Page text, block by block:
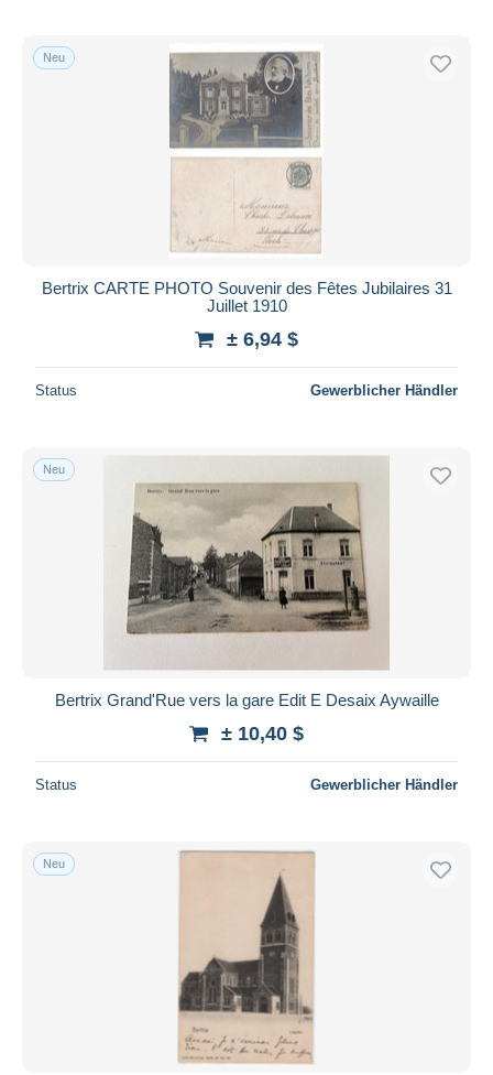
Neu
Bertrix CARTE PHOTO Souvenir des Fêtes Jubilaires 31
Juillet 1910
± 6,94 $
Status Gewerblicher Händler
Neu
Bertrix Grand'Rue vers la gare Edit E Desaix Aywaille
± 10,40 $
Status Gewerblicher Händler
Neu